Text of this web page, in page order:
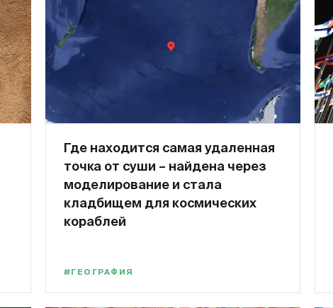
Где находится самая удаленная
точка от суши – найдена через
моделирование и стала
кладбищем для космических
кораблей
#ГЕОГРАФИЯ